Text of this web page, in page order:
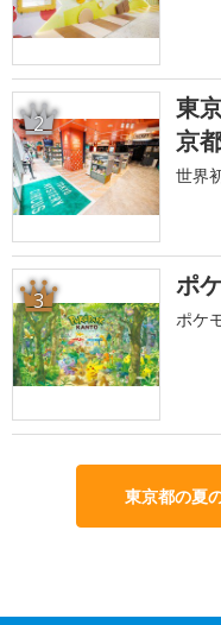
2
東
京
世界
3 ポ
ポケ
東京都の夏